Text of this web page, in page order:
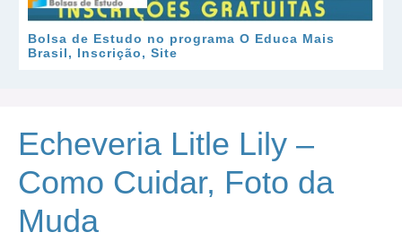
Bolsa de Estudo no programa O Educa Mais
Brasil, Inscrição, Site
Echeveria Litle Lily –
Como Cuidar, Foto da
Muda